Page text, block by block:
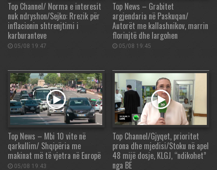
Top Channel/ Norma e interesit
nuk ndryshon/Sejko: Rrezik për
inflacionin shtrenjtimi i
karburanteve
05/08 19:47
Top News – Grabitet
argjendaria në Paskuqan/
Autorët me kallashnikov, marrin
florinjtë dhe largohen
05/08 19:45
Top News – Mbi 10 vite në
qarkullim/ Shqipëria me
makinat më të vjetra në Europë
05/08 19:43
Top Channel/Gjyqet, prioritet
prona dhe mjedisi/Stoku në apel
48 mijë dosje, KLGJ, “ndikohet”
nga BE